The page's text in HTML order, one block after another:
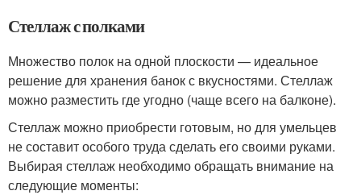
Стеллаж с полками
Множество полок на одной плоскости — идеальное
решение для хранения банок с вкусностями. Стеллаж
можно разместить где угодно (чаще всего на балконе).
Стеллаж можно приобрести готовым, но для умельцев
не составит особого труда сделать его своими руками.
Выбирая стеллаж необходимо обращать внимание на
следующие моменты: